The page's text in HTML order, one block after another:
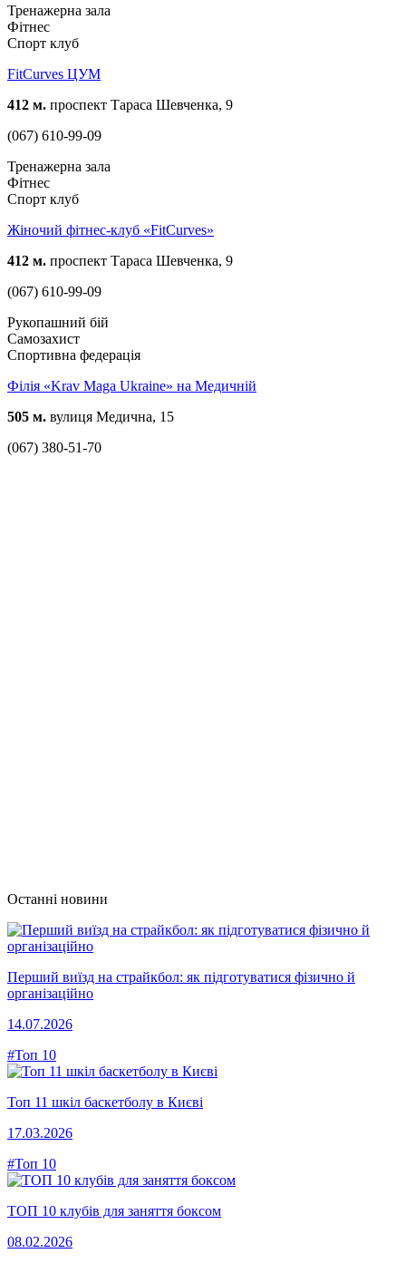
Тренажерна зала
Фітнес
Спорт клуб
FitСurves ЦУМ
412 м. проспект Тараса Шевченка, 9
(067) 610-99-09
Тренажерна зала
Фітнес
Спорт клуб
Жіночий фітнес-клуб «FitCurves»
412 м. проспект Тараса Шевченка, 9
(067) 610-99-09
Рукопашний бій
Самозахист
Спортивна федерація
Філія «Krav Maga Ukraine» на Медичній
505 м. вулиця Медична, 15
(067) 380-51-70
Останні новини
Перший виїзд на страйкбол: як підготуватися фізично й
організаційно
14.07.2026
#Топ 10
Топ 11 шкіл баскетболу в Києві
17.03.2026
#Топ 10
ТОП 10 клубів для заняття боксом
08.02.2026